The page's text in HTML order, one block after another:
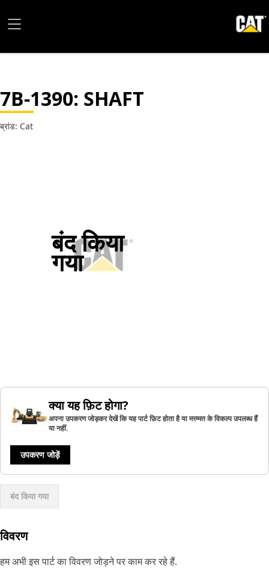
7B-1390: SHAFT
ब्रांड: Cat
बंद किया
गया
क्या यह फ़िट होगा?
अपना उपकरण जोड़कर देखें कि यह पार्ट फ़िट होता है या मरम्मत के विकल्प उपलब्ध हैं
या नहीं.
उपकरण जोड़ें
बंद किया गया
विवरण
हम अभी इस पार्ट का विवरण जोड़ने पर काम कर रहे हैं.